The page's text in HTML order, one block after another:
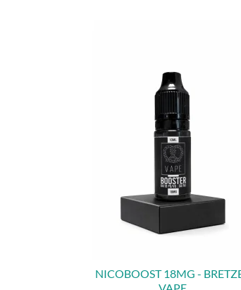
NICOBOOST 18MG -